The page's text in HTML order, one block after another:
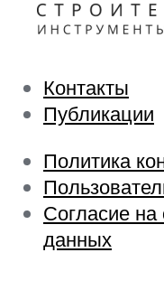
Контакты
Публикации
Политика
Согласие
данных